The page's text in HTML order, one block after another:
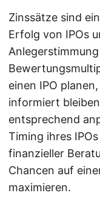
Zinssätze sind
Erfolg von IPOs
einen IPO
informiert
entsprechend
Timing ihres
finanzieller
Chancen auf
maximieren.